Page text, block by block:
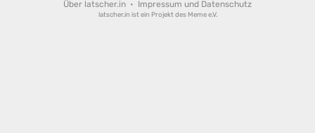
Über latscher.in • Impressum und Datenschutz
latscher.in ist ein Projekt des Meme e.V.